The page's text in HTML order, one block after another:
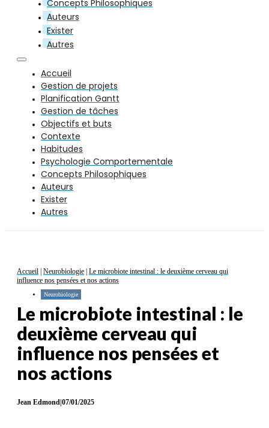
Concepts Philosophiques
Auteurs
Exister
Autres
Accueil
Gestion de projets
Planification Gantt
Gestion de tâches
Objectifs et buts
Contexte
Habitudes
Psychologie Comportementale
Concepts Philosophiques
Auteurs
Exister
Autres
Accueil Neurobiologie Le microbiote intestinal : le deuxième cerveau qui
influence nos pensées et nos actions
Neurobiologie
Le microbiote intestinal : le
deuxième cerveau qui
influence nos pensées et
nos actions
Jean Edmond|07/01/2025